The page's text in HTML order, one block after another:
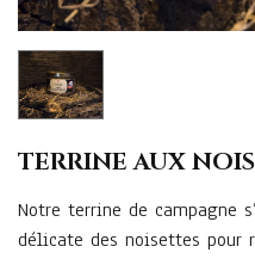
TERRINE AUX
Notre terrine de campagne
délicate des noisettes pour